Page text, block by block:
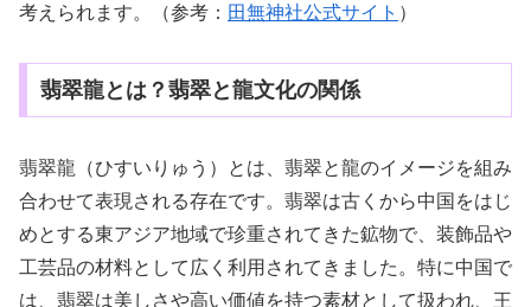
考えられます。（参考： 田無神社公式サイト ）
翡翠龍とは？翡翠と龍文化の関係
翡翠龍（ひすいりゅう）とは、翡翠と龍のイメージを組み
合わせて表現される存在です。翡翠は古くから中国をはじ
めとする東アジア地域で珍重されてきた鉱物で、装飾品や
工芸品の材料として広く利用されてきました。特に中国で
は、翡翠は美しさや高い価値を持つ素材として扱われ、王